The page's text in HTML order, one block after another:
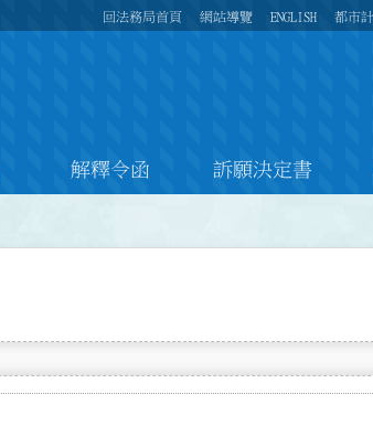
回法務局首頁 網站導覽 ENGLISH 都市
解釋令函 訴願決定書